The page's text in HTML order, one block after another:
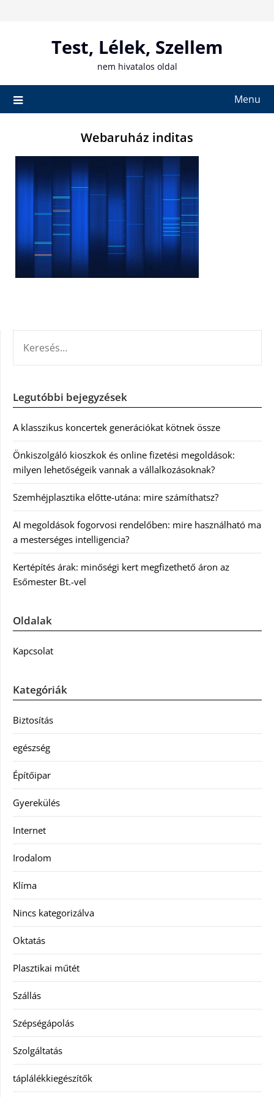
Test, Lélek, Szellem
nem hivatalos oldal
Menu
Webaruház inditas
Legutóbbi bejegyzések
A klasszikus koncertek generációkat kötnek össze
Önkiszolgáló kioszkok és online fizetési megoldások:
milyen lehetőségeik vannak a vállalkozásoknak?
Szemhéjplasztika előtte-utána: mire számíthatsz?
AI megoldások fogorvosi rendelőben: mire használható ma
a mesterséges intelligencia?
Kertépítés árak: minőségi kert megfizethető áron az
Esőmester Bt.-vel
Oldalak
Kapcsolat
Kategóriák
Biztosítás
egészség
Építőipar
Gyerekülés
Internet
Irodalom
Klíma
Nincs kategorizálva
Oktatás
Plasztikai műtét
Szállás
Szépségápolás
Szolgáltatás
táplálékkiegészítők